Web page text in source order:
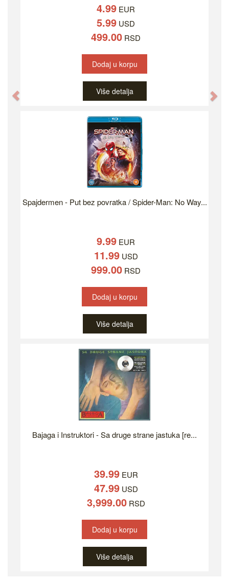
4.99 EUR
5.99 USD
499.00 RSD
Dodaj u korpu
Više detalja
Spajdermen - Put bez povratka / Spider-Man: No Way...
9.99 EUR
11.99USD
999.00 RSD
Dodaj u korpu
Više detalja
Bajaga i Instruktori - Sa druge strane jastuka [re...
39.99EUR
47.99USD
3,999.00RSD
Dodaj u korpu
Više detalja